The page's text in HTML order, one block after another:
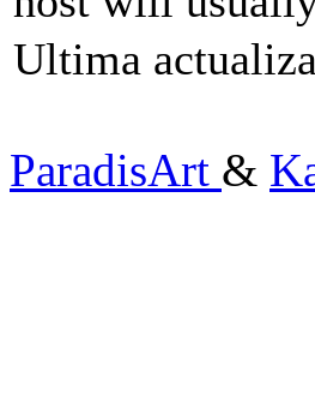
Ultima
ParadisArt &